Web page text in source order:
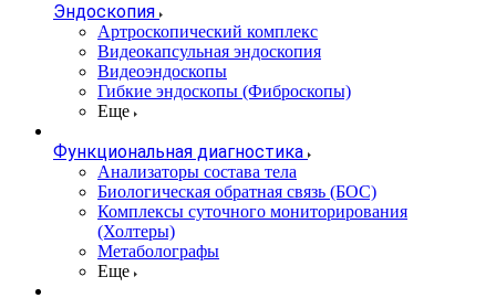
Эндоскопия
Артроскопический комплекс
Видеокапсульная эндоскопия
Видеоэндоскопы
Гибкие эндоскопы (Фиброcкопы)
Еще
Функциональная диагностика
Анализаторы состава тела
Биологическая обратная связь (БОС)
Комплексы суточного мониторирования
(Холтеры)
Метаболографы
Еще